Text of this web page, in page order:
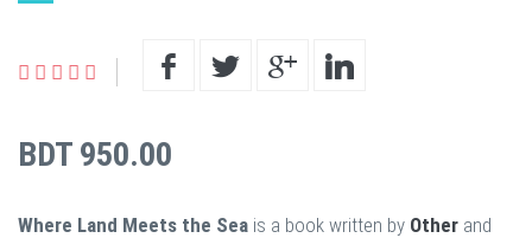
BDT 950.00
Where Land Meets the Sea is a book written by Other and